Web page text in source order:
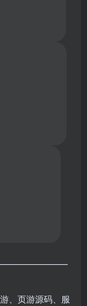
、页游源码、服